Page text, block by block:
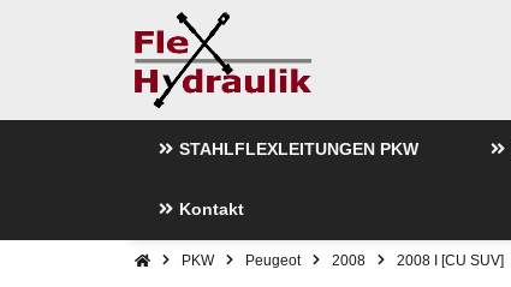
STAHLFLEXLEITUNGEN PKW
Kontakt
PKW Peugeot 2008 2008 I [CU SUV]